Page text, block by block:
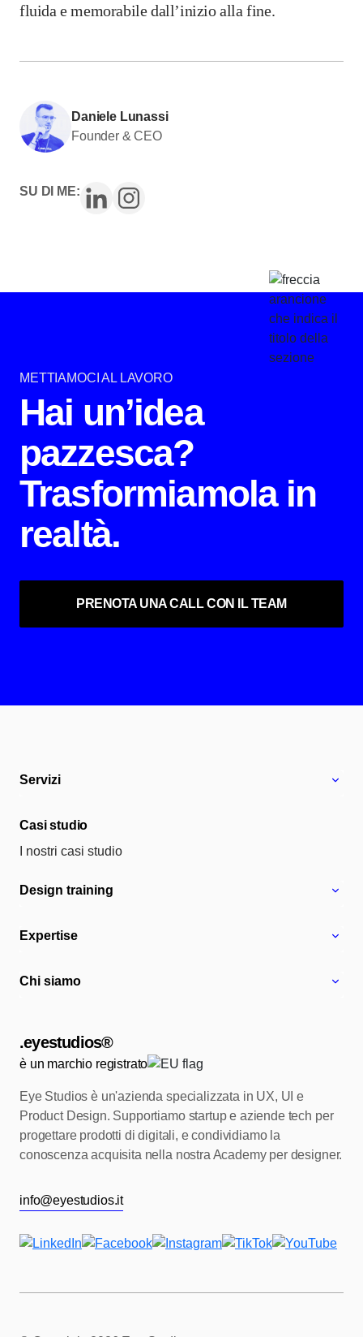
fluida e memorabile dall’inizio alla fine.
Daniele Lunassi
Founder & CEO
SU DI ME:
METTIAMOCI AL LAVORO
Hai un’idea
pazzesca?
Trasformiamola in
realtà.
PRENOTA UNA CALL CON IL TEAM
Servizi
Casi studio
I nostri casi studio
Design training
Expertise
Chi siamo
.eyestudios®
è un marchio registrato
Eye Studios è un'azienda specializzata in UX, UI e
Product Design. Supportiamo startup e aziende tech per
progettare prodotti di digitali, e condividiamola
conoscenza acquisita nella nostra Academy per designer.
info@eyestudios.it